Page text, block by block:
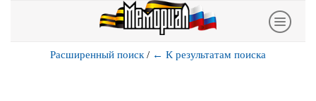
Расширенный поиск / ← К результатам поиска